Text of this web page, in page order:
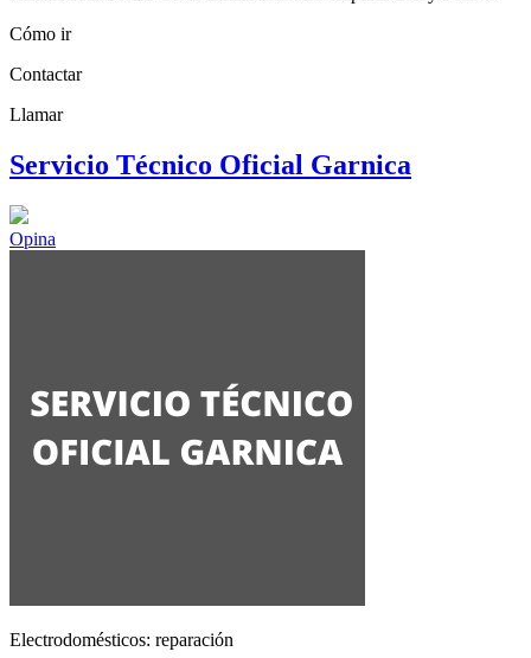
Cómo ir
Contactar
Llamar
Servicio Técnico Oficial Garnica
Opina
Electrodomésticos: reparación